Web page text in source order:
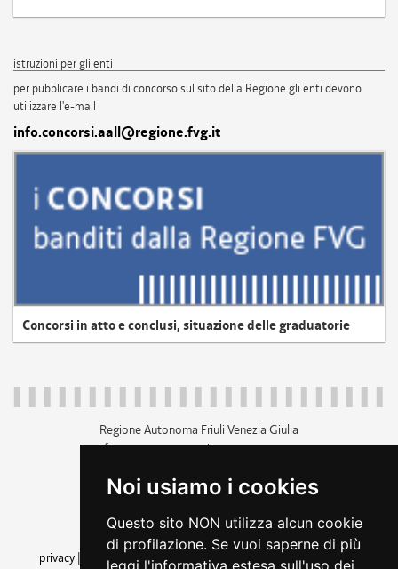
Noi usiamo i cookies
Questo sito NON utilizza alcun cookie
di profilazione. Se vuoi saperne di più
leggi l'informativa estesa sull'uso dei
istruzioni per gli enti
per pubblicare i bandi di concorso sul sito della Regione gli enti devono
utilizzare l'e-mail
info.concorsi.aall@regione.fvg.it
Concorsi in atto e conclusi, situazione delle graduatorie
Regione Autonoma Friuli Venezia Giulia
c.f. 80014930327; p.iva 00526040324
+39 040 3771111
amministrazione trasparente
privacy
cookie |note legali accessibilità
dichiarazione di